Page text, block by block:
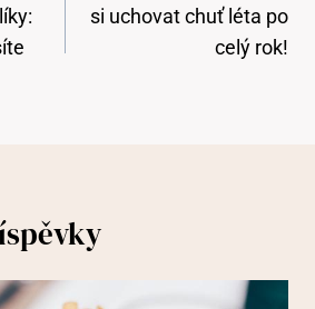
si uchovat chuť léta po
celý rok!